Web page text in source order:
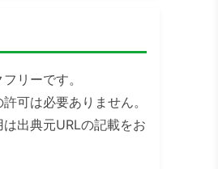
リーです。
可は必要ありません。
出典元URLの記載をお